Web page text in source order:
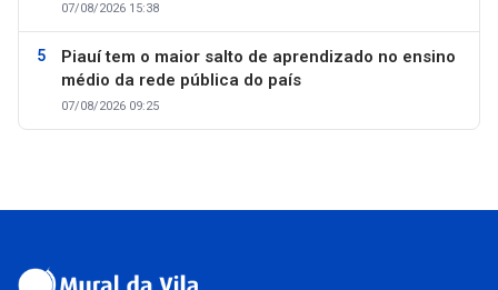
07/08/2026 15:38
Piauí tem o maior salto de aprendizado no ensino
médio da rede pública do país
07/08/2026 09:25